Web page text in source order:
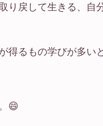
り戻して生きる、自
得るもの学びが多い
😄